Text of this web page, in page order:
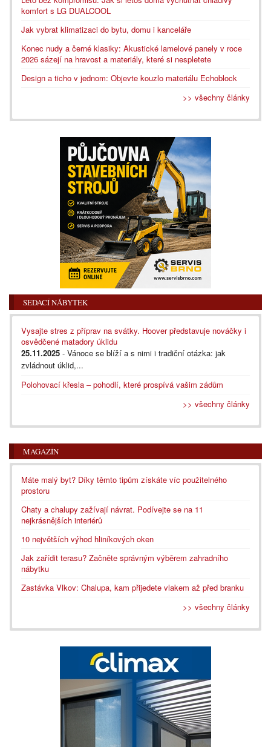
komfort s LG DUALCOOL
Jak vybrat klimatizaci do bytu, domu i kanceláře
Konec nudy a černé klasiky: Akustické lamelové panely v roce
2026 sázejí na hravost a materiály, které si nespletete
Design a ticho v jednom: Objevte kouzlo materiálu Echoblock
>> všechny články
SEDACÍ NÁBYTEK
Vysajte stres z příprav na svátky. Hoover představuje nováčky i
osvědčené matadory úklidu
25.11.2025 - Vánoce se blíží a s nimi i tradiční otázka: jak
zvládnout úklid,...
Polohovací křesla – pohodlí, které prospívá vašim zádům
>> všechny články
MAGAZÍN
Máte malý byt? Díky těmto tipům získáte víc použitelného
prostoru
Chaty a chalupy zažívají návrat. Podívejte se na 11
nejkrásnějších interiérů
10 největších výhod hliníkových oken
Jak zařídit terasu? Začněte správným výběrem zahradního
nábytku
Zastávka Vlkov: Chalupa, kam přijedete vlakem až před branku
>> všechny články